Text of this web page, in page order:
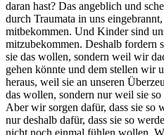
daran hast? Das angeblich und
durch Traumata in uns
mitbekommen. Und Kinder sind
mitzubekommen. Deshalb fordern
sie das wollen, sondern weil wir
gehen könnte und dem stellen wir
heraus, weil sie an unseren
das wollen, sondern nur weil sie
Aber wir sorgen dafür, dass sie
nur deshalb dafür, dass sie so
nicht noch einmal fühlen wollen.